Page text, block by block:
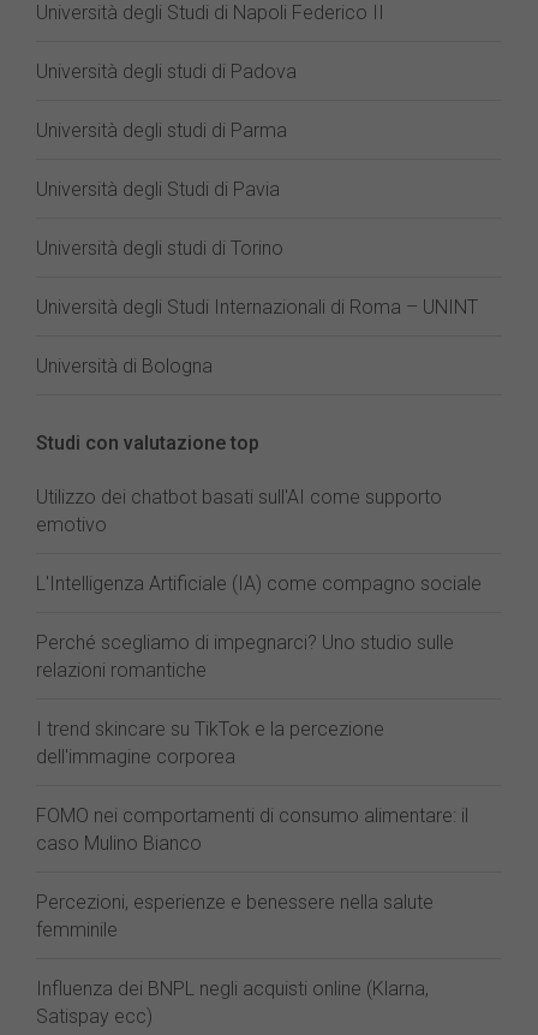
Università degli Studi di Napoli Federico II
Università degli studi di Padova
Università degli studi di Parma
Università degli Studi di Pavia
Università degli studi di Torino
Università degli Studi Internazionali di Roma – UNINT
Università di Bologna
Studi con valutazione top
Utilizzo dei chatbot basati sull'AI come supporto
emotivo
L'Intelligenza Artificiale (IA) come compagno sociale
Perché scegliamo di impegnarci? Uno studio sulle
relazioni romantiche
I trend skincare su TikTok e la percezione
dell'immagine corporea
FOMO nei comportamenti di consumo alimentare: il
caso Mulino Bianco
Percezioni, esperienze e benessere nella salute
femminile
Influenza dei BNPL negli acquisti online (Klarna,
Satispay ecc)